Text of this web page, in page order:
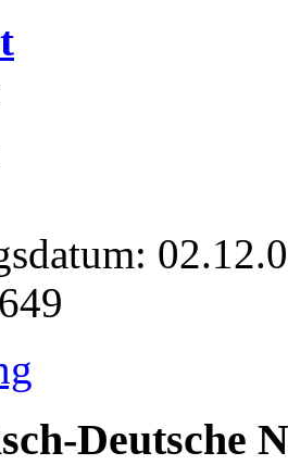
Deutsche